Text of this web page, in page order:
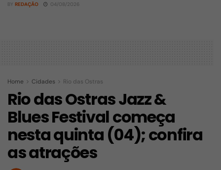
BY REDAÇÃO 04/08/2026
Home Cidades Rio das Ostras
Rio das Ostras Jazz &
Blues Festival começa
nesta quinta (04); confira
as atrações